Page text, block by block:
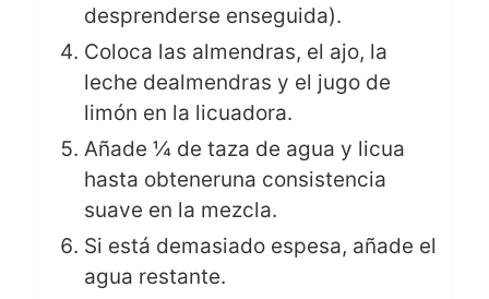
desprenderse enseguida).
Coloca las almendras, el ajo, la
leche dealmendras y el jugo de
limón en la licuadora.
Añade ¼ de taza de agua y licua
hasta obteneruna consistencia
suave en la mezcla.
Si está demasiado espesa, añade el
agua restante.